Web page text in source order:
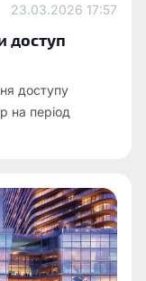
23.03.2026 17:57
доступ
доступу
на період